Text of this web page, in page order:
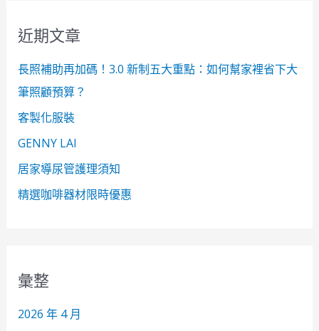
字
近期文章
長照補助再加碼！3.0 新制五大重點：如何幫家裡省下大
筆照顧預算？
客製化服裝
GENNY LAI
居家導尿管護理須知
精選咖啡器材限時優惠
彙整
2026 年 4 月